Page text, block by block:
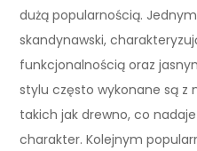
dużą popularnością.
skandynawski,
funkcjonalnością oraz
stylu często wykonane są z
takich jak drewno, co
charakter. Kolejnym